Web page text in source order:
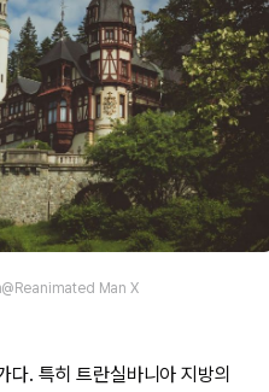
Man X
다. 특히 트란실바니아 지방의